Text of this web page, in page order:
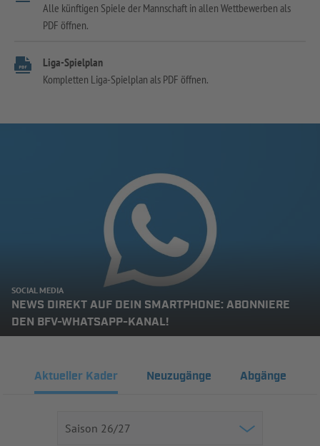
Alle künftigen Spiele der Mannschaft in allen Wettbewerben als
PDF öffnen.
Liga-Spielplan
Kompletten Liga-Spielplan als PDF öffnen.
SOCIAL MEDIA
NEWS DIREKT AUF DEIN SMARTPHONE: ABONNIERE
DEN BFV-WHATSAPP-KANAL!
Aktueller Kader Neuzugänge Abgänge